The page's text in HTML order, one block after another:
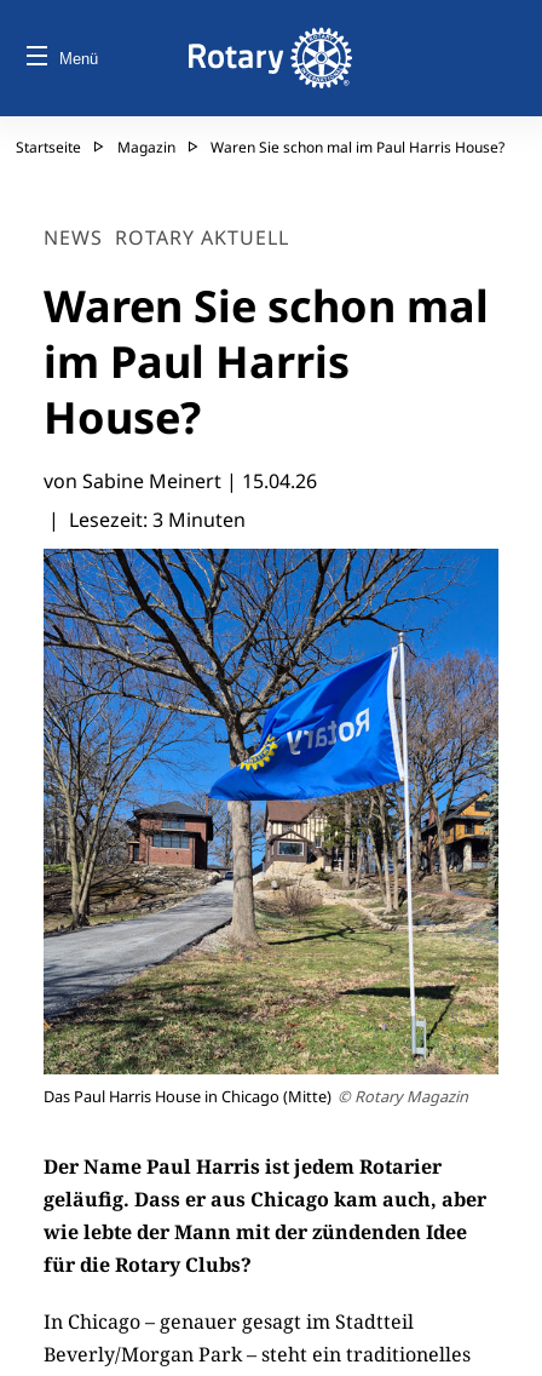
Menü
Startseite Magazin Waren Sie schon mal im Paul Harris House?
NEWS ROTARY AKTUELL
Waren Sie schon mal
im Paul Harris
House?
von Sabine Meinert | 15.04.26
| Lesezeit: 3 Minuten
Das Paul Harris House in Chicago (Mitte) © Rotary Magazin
Der Name Paul Harris ist jedem Rotarier
geläufig. Dass er aus Chicago kam auch, aber
wie lebte der Mann mit der zündenden Idee
für die Rotary Clubs?
In Chicago – genauer gesagt im Stadtteil
Beverly/Morgan Park – steht ein traditionelles